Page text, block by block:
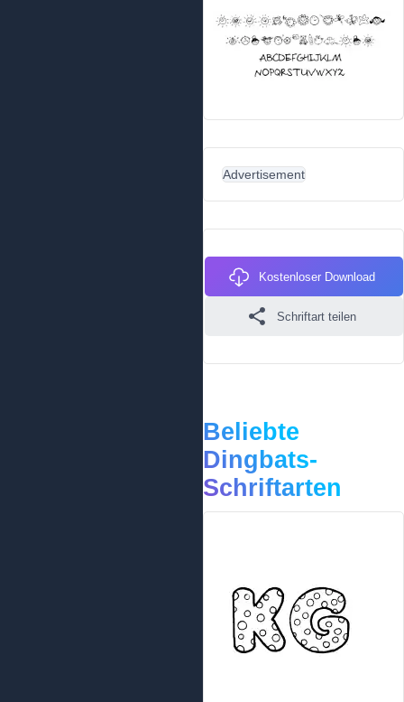
Advertisement
Kostenloser Download
Schriftart teilen
Beliebte
Dingbats-
Schriftarten